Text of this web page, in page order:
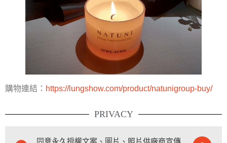
購物連結： https://lungshow.com/product/natunigroup-buy/
PRIVACY